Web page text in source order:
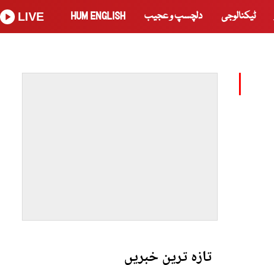
ٹیکنالوجی دلچسپ و عجیب HUM ENGLISH
LIVE
تازہ ترین خبریں